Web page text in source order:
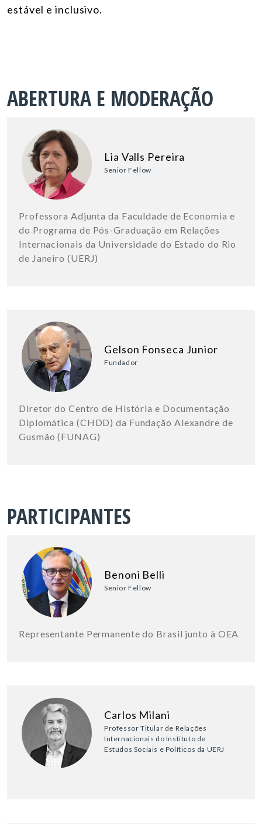
estável e inclusivo.
ABERTURA E MODERAÇÃO
Lia Valls Pereira
Senior Fellow
Professora Adjunta da Faculdade de Economia e
do Programa de Pós-Graduação em Relações
Internacionais da Universidade do Estado do Rio
de Janeiro (UERJ)
Gelson Fonseca Junior
Fundador
Diretor do Centro de História e Documentação
Diplomática (CHDD) da Fundação Alexandre de
Gusmão (FUNAG)
PARTICIPANTES
Benoni Belli
Senior Fellow
Representante Permanente do Brasil junto à OEA
Carlos Milani
Professor Titular de Relações
Internacionais do Instituto de
Estudos Sociais e Políticos da UERJ